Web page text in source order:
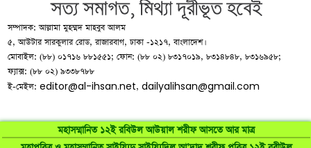
মহাসম্মানিত ১২ই রবিউল আউয়াল শরীফ আসতে আর মাত্র
সম্পাদক: আল্লামা মুহম্মদ মাহবুব আলম
৫, আউটার সারকুলার রোড, রাজারবাগ, ঢাকা -১২১৭, বাংলাদেশ।
মোবাইল: (৮৮) ০১৭১৬ ৮৮১৫৫১; ফোন: (৮৮ ০২) ৮৩১৭০১৯, ৮৩১৪৮৪৮, ৮৩১৬৯৫৮;
ফ্যাক্স: (৮৮ ০২) ৯৩৩৮৭৮৮
ই-মেইল:editor@al-ihsan.net,dailyalihsan@gmail.com